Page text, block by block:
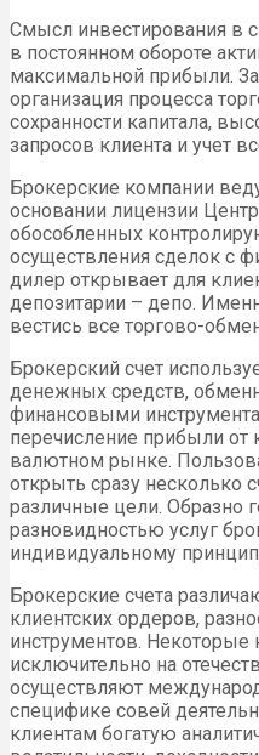
Смысл инвестирования в
в постоянном обороте
максимальной прибыли.
организация процесса
сохранности капитала,
запросов клиента и учет
Брокерские компании
основании лицензии
обособленных
осуществления сделок с
дилер открывает для
депозитарии – депо.
вестись все торгово-
Брокерский счет
денежных средств,
финансовыми
перечисление прибыли от
валютном рынке.
открыть сразу несколько
различные цели. Образно
разновидностью услуг
индивидуальному
Брокерские счета
клиентских ордеров,
инструментов. Некоторые
исключительно на
осуществляют
специфике совей
клиентам богатую